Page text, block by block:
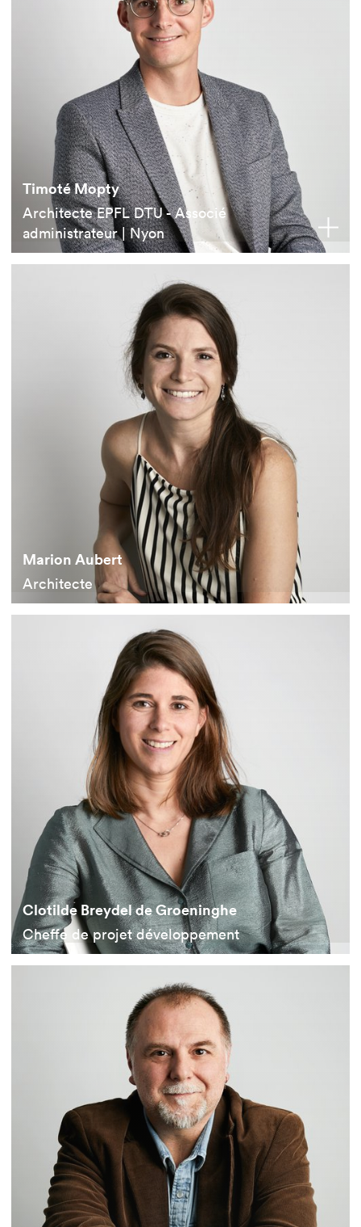
Timoté Mopty
Architecte EPFL DTU - Associé
administrateur | Nyon
Marion Aubert
Architecte
Clotilde Breydel de Groeninghe
Cheffe de projet développement